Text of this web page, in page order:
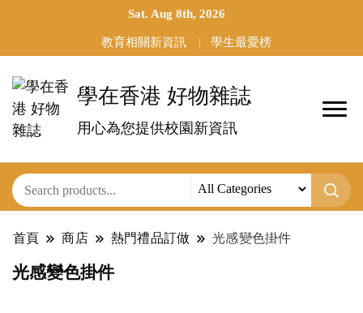
Sat. Aug 8th, 2026
教育相關新資訊 學生最愛榜
學在香港 好物雜誌
用心為您提供校園新資訊
首頁 商店 熱門禮品訂做 光感變色掛件
光感變色掛件